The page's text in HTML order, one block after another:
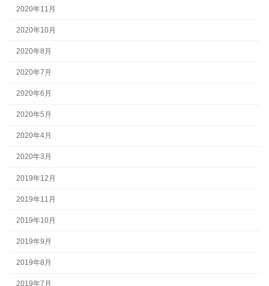
2020年11月
2020年10月
2020年8月
2020年7月
2020年6月
2020年5月
2020年4月
2020年3月
2019年12月
2019年11月
2019年10月
2019年9月
2019年8月
2019年7月